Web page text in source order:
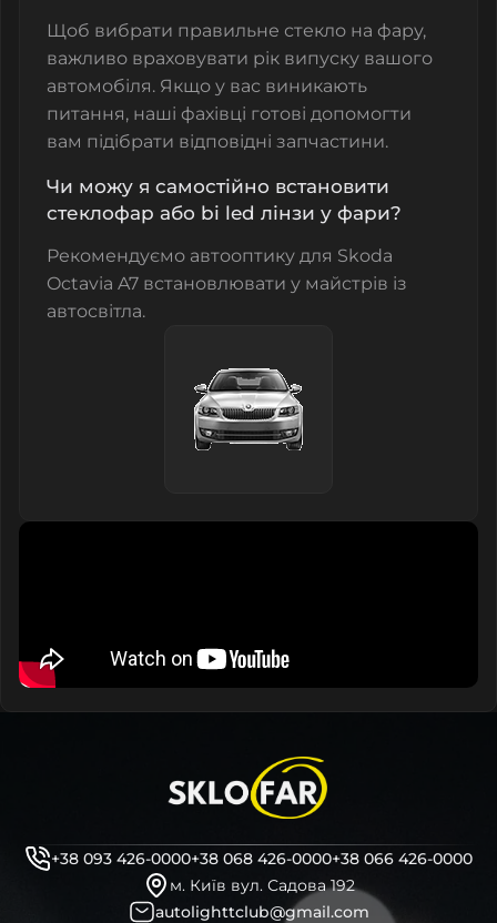
Щоб вибрати правильне стекло на фару,
важливо враховувати рік випуску вашого
автомобіля. Якщо у вас виникають
питання, наші фахівці готові допомогти
вам підібрати відповідні запчастини.
Чи можу я самостійно встановити
стеклофар або bi led лінзи у фари?
Рекомендуємо автооптику для Skoda
Octavia A7 встановлювати у майстрів із
автосвітла.
+38 093 426-0000+38 068 426-0000+38 066 426-0000
м. Київ вул. Садова 192
autolighttclub@gmail.com